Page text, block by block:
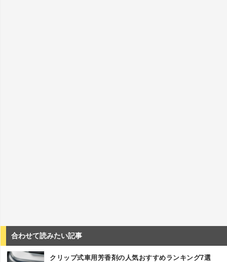
合わせて読みたい記事
クリップ式車用芳香剤の人気おすすめランキング7選